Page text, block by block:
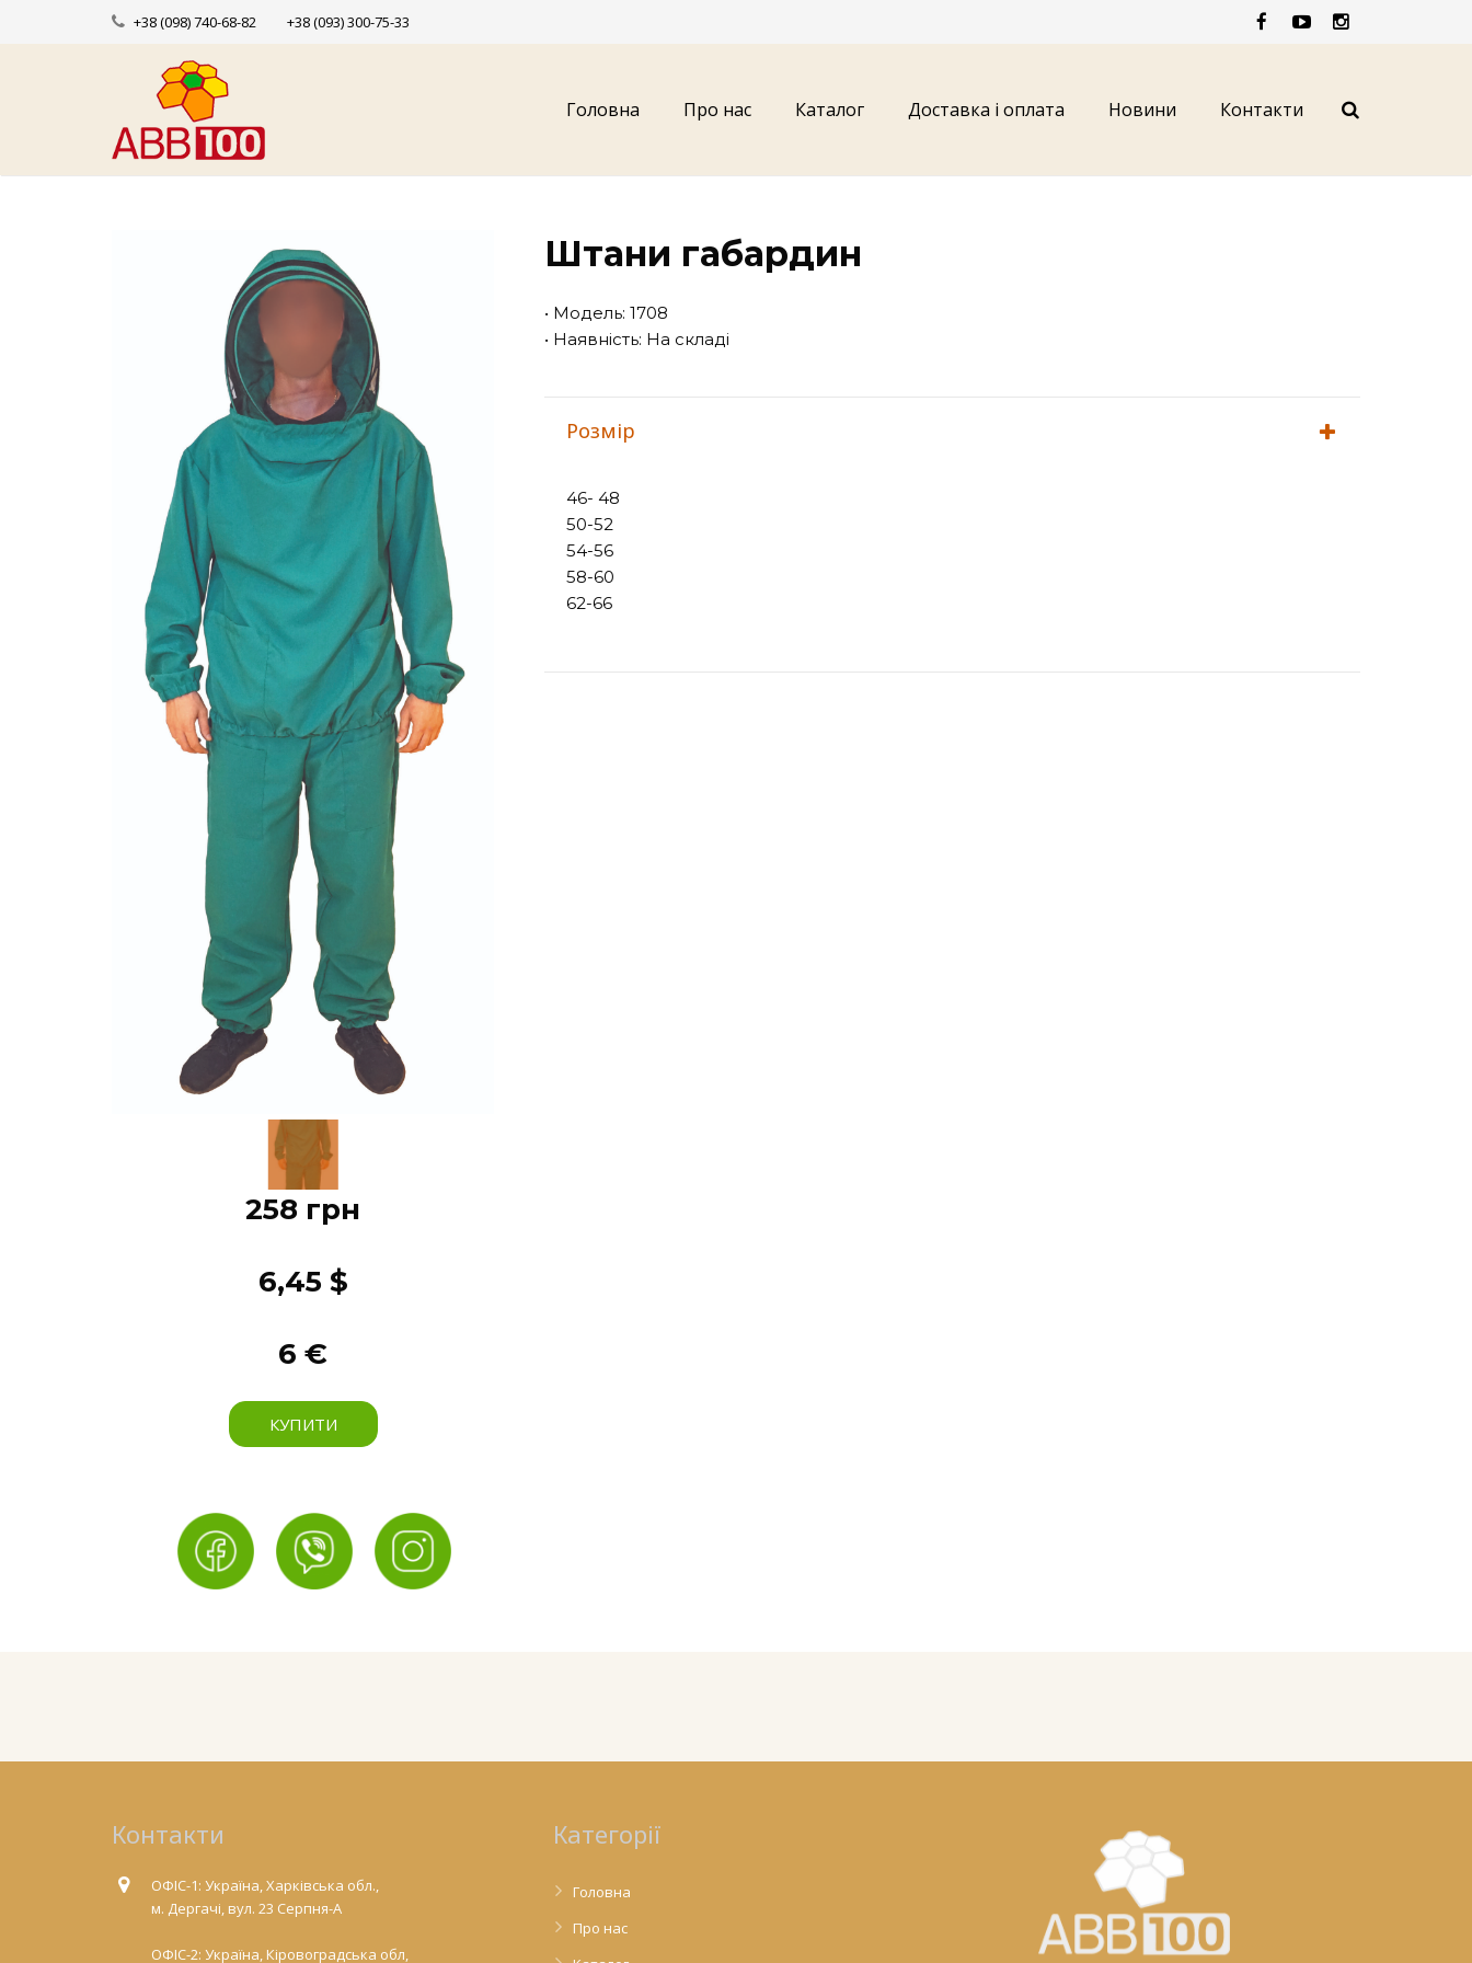
+38 (098) 740-68-82 +38 (093) 300-75-33
Головна Про нас Каталог Доставка і оплата Новини Контакти
258 грн
6,45 $
6 €
КУПИТИ
Штани габардин
• Модель: 1708
• Наявність: На складі
Розмір
46- 48
50-52
54-56
58-60
62-66
Контакти
ОФІС-1: Україна, Харківська обл.,
м. Дергачі, вул. 23 Серпня-А
ОФІС-2: Україна, Кіровоградська обл,
Категорії
Головна
Про нас